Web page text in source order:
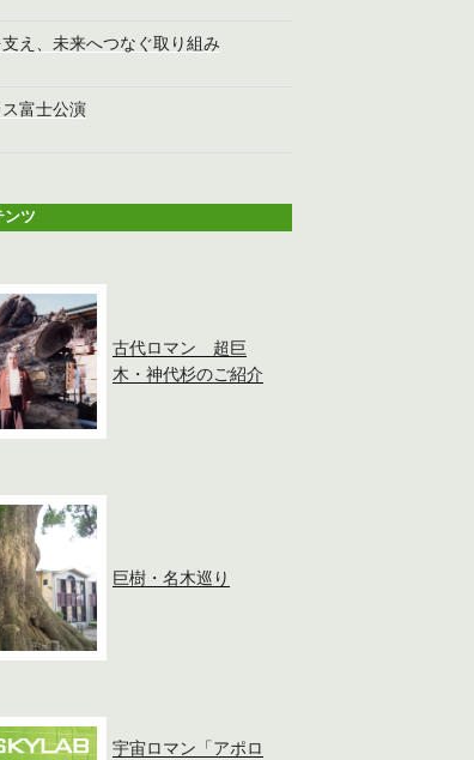
え、未来へつなぐ取り組み
富士公演
ンツ
古代ロマン 超巨
木・神代杉のご紹介
巨樹・名木巡り
宇宙ロマン「アポロ